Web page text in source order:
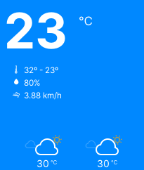
23 ℃
32º - 23º
80%
3.88 km/h
30 ℃ 30 ℃